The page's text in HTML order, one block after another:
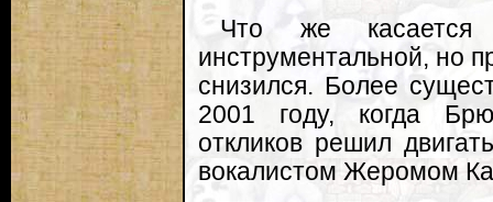
Что же
инструментальной, но
снизился. Более
2001 году, когда
откликов решил
вокалистом Жеромом